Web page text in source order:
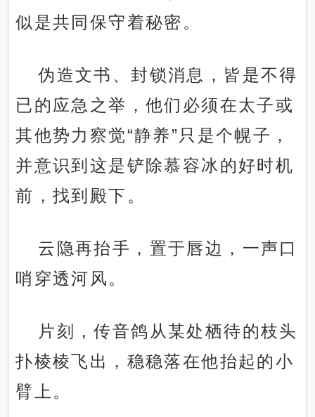
似是共同保守着秘密。
伪造文书、封锁消息，皆是不得
已的应急之举，他们必须在太子或
其他势力察觉“静养”只是个幌子，
并意识到这是铲除慕容冰的好时机
前，找到殿下。
云隐再抬手，置于唇边，一声口
哨穿透河风。
片刻，传音鸽从某处栖待的枝头
扑棱棱飞出，稳稳落在他抬起的小
臂上。